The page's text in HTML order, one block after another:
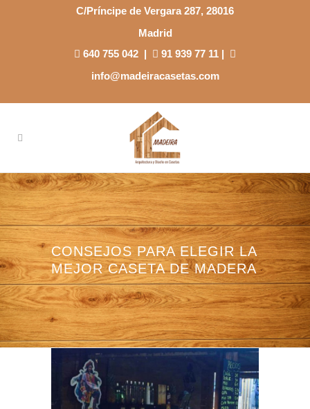
C/Príncipe de Vergara 287, 28016
Madrid
640 755 042 | 91 939 77 11 |
info@madeiracasetas.com
CONSEJOS PARA ELEGIR LA
MEJOR CASETA DE MADERA